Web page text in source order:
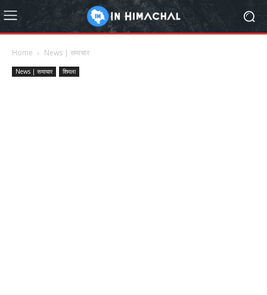
Home News | समाचार
News | समाचार शिमला